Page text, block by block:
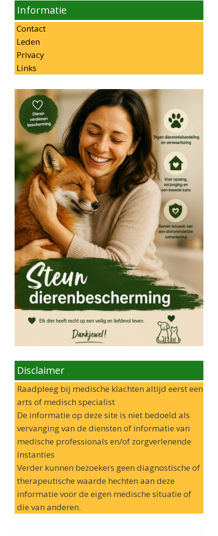
Informatie
Contact
Leden
Privacy
Links
Disclaimer
Raadpleeg bij medische klachten altijd eerst een
arts of medisch specialist
De informatie op deze site is niet bedoeld als
vervanging van de diensten of informatie van
medische professionals en/of zorgverlenende
instanties
Verder kunnen bezoekers geen diagnostische of
therapeutische waarde hechten aan deze
informatie voor de eigen medische situatie of
die van anderen.